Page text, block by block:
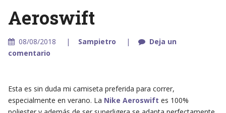
Aeroswift
08/08/2018 Sampietro
Deja un
comentario
Esta es sin duda mi camiseta preferida para correr,
especialmente en verano. La Nike Aeroswift es 100%